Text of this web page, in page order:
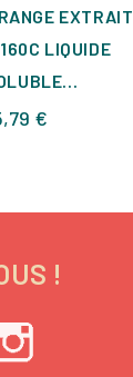
EXTRAIT
LIQUIDE
€
!